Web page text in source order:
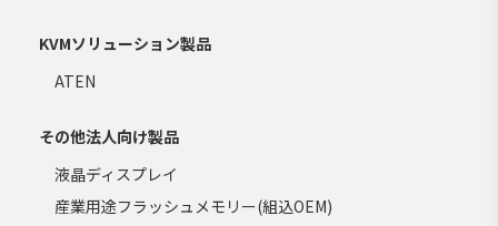
KVMソリューション製品
ATEN
その他法人向け製品
液晶ディスプレイ
産業用途フラッシュメモリー(組込OEM)